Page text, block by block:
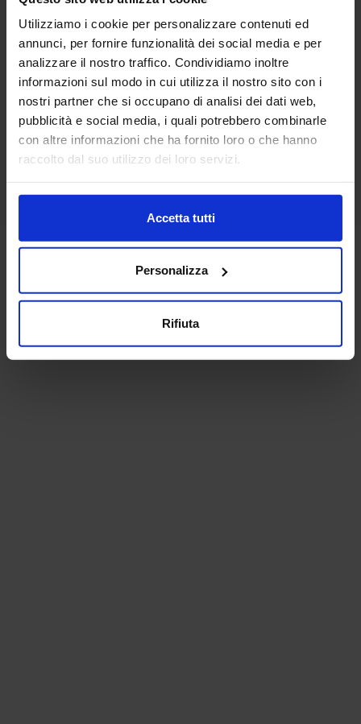
Utilizziamo i cookie per personalizzare contenuti ed
annunci, per fornire funzionalità dei social media e per
analizzare il nostro traffico. Condividiamo inoltre
informazioni sul modo in cui utilizza il nostro sito con i
nostri partner che si occupano di analisi dei dati web,
pubblicità e social media, i quali potrebbero combinarle
con altre informazioni che ha fornito loro o che hanno
raccolto dal suo utilizzo dei loro servizi.
Accetta tutti
Personalizza
Rifiuta
Linea oro
Parure Copripiumino In Cotone Milot
44,90€ Da 22,00€
Colori disponibili
Rosa